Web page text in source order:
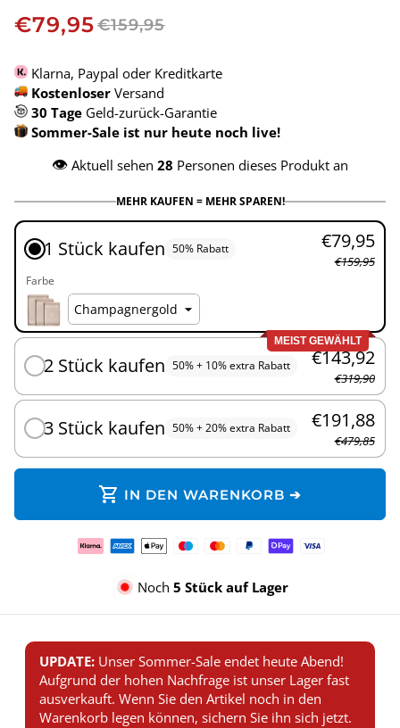
€79,95€159,95
Klarna, Paypal oder Kreditkarte
Kostenloser Versand
30 Tage Geld-zurück-Garantie
Sommer-Sale ist nur heute noch live!
👁️ Aktuell sehen 28 Personen dieses Produkt an
MEHR KAUFEN = MEHR SPAREN!
1 Stück kaufen 50% Rabatt €79,95
€159,95
Farbe
MEIST GEWÄHLT
2 Stück kaufen 50% + 10% extra Rabatt €143,92
€319,90
3 Stück kaufen 50% + 20% extra Rabatt €191,88
€479,85
shopping_cart IN DEN WARENKORB ➔
Zahlungsmethoden
Noch 5 Stück auf Lager
UPDATE: Unser Sommer-Sale endet heute Abend!
Aufgrund der hohen Nachfrage ist unser Lager fast
ausverkauft. Wenn Sie den Artikel noch in den
Warenkorb legen können, sichern Sie ihn sich jetzt.